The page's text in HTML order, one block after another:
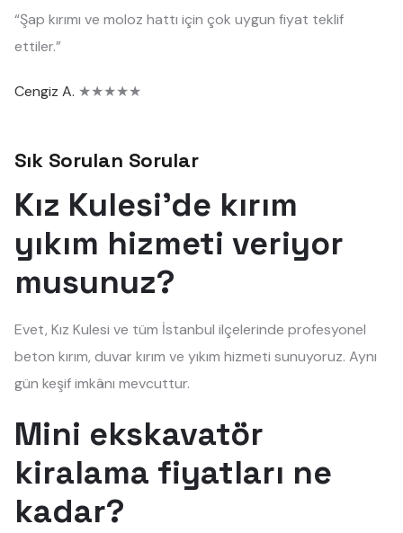
“Şap kırımı ve moloz hattı için çok uygun fiyat teklif
ettiler.”
Cengiz A. ★★★★★
Sık Sorulan Sorular
Kız Kulesi'de kırım
yıkım hizmeti veriyor
musunuz?
Evet, Kız Kulesi ve tüm İstanbul ilçelerinde profesyonel
beton kırım, duvar kırım ve yıkım hizmeti sunuyoruz. Aynı
gün keşif imkânı mevcuttur.
Mini ekskavatör
kiralama fiyatları ne
kadar?